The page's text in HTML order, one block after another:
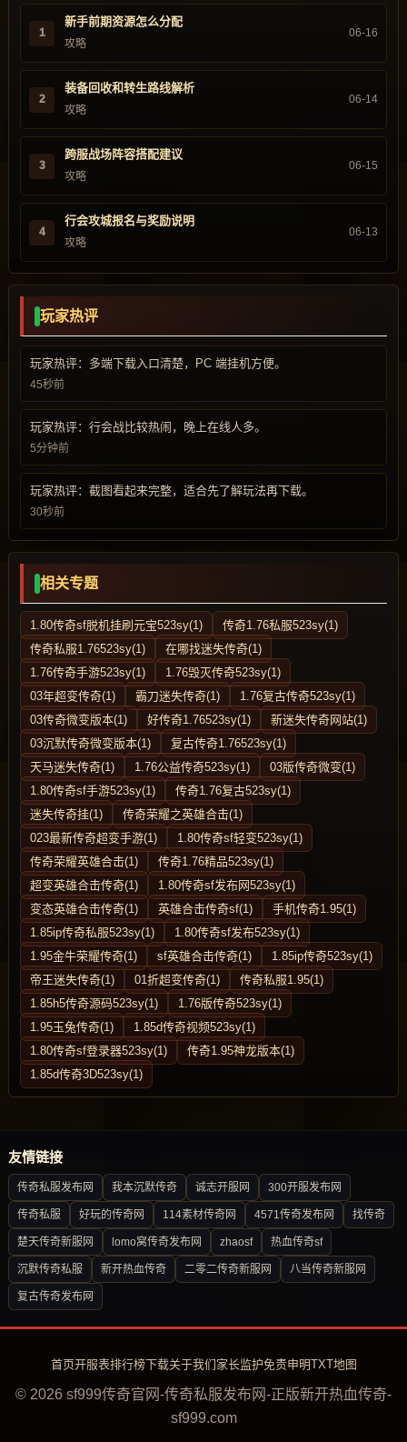
1
新手前期资源怎么分配
攻略
06-16
2
装备回收和转生路线解析
攻略
06-14
3
跨服战场阵容搭配建议
攻略
06-15
4
行会攻城报名与奖励说明
攻略
06-13
玩家热评
玩家热评：多端下载入口清楚，PC 端挂机方便。
45秒前
玩家热评：行会战比较热闹，晚上在线人多。
5分钟前
玩家热评：截图看起来完整，适合先了解玩法再下载。
30秒前
相关专题
1.80传奇sf脱机挂刷元宝523sy(1)
传奇1.76私服523sy(1)
传奇私服1.76523sy(1)
在哪找迷失传奇(1)
1.76传奇手游523sy(1)
1.76毁灭传奇523sy(1)
03年超变传奇(1)
霸刀迷失传奇(1)
1.76复古传奇523sy(1)
03传奇微变版本(1)
好传奇1.76523sy(1)
新迷失传奇网站(1)
03沉默传奇微变版本(1)
复古传奇1.76523sy(1)
天马迷失传奇(1)
1.76公益传奇523sy(1)
03版传奇微变(1)
1.80传奇sf手游523sy(1)
传奇1.76复古523sy(1)
迷失传奇挂(1)
传奇荣耀之英雄合击(1)
023最新传奇超变手游(1)
1.80传奇sf轻变523sy(1)
传奇荣耀英雄合击(1)
传奇1.76精品523sy(1)
超变英雄合击传奇(1)
1.80传奇sf发布网523sy(1)
变态英雄合击传奇(1)
英雄合击传奇sf(1)
手机传奇1.95(1)
1.85ip传奇私服523sy(1)
1.80传奇sf发布523sy(1)
1.95金牛荣耀传奇(1)
sf英雄合击传奇(1)
1.85ip传奇523sy(1)
帝王迷失传奇(1)
01折超变传奇(1)
传奇私服1.95(1)
1.85h5传奇源码523sy(1)
1.76版传奇523sy(1)
1.95玉兔传奇(1)
1.85d传奇视频523sy(1)
1.80传奇sf登录器523sy(1)
传奇1.95神龙版本(1)
1.85d传奇3D523sy(1)
友情链接
传奇私服发布网 我本沉默传奇 诚志开服网 300开服发布网
传奇私服 好玩的传奇网 114素材传奇网 4571传奇发布网 找传奇
楚天传奇新服网 lomo窝传奇发布网 zhaosf 热血传奇sf
沉默传奇私服 新开热血传奇 二零二传奇新服网 八当传奇新服网
复古传奇发布网
首页开服表排行榜下载关于我们 家长监护免责申明TXT地图
© 2026 sf999传奇官网-传奇私服发布网-正版新开热血传奇-
sf999.com